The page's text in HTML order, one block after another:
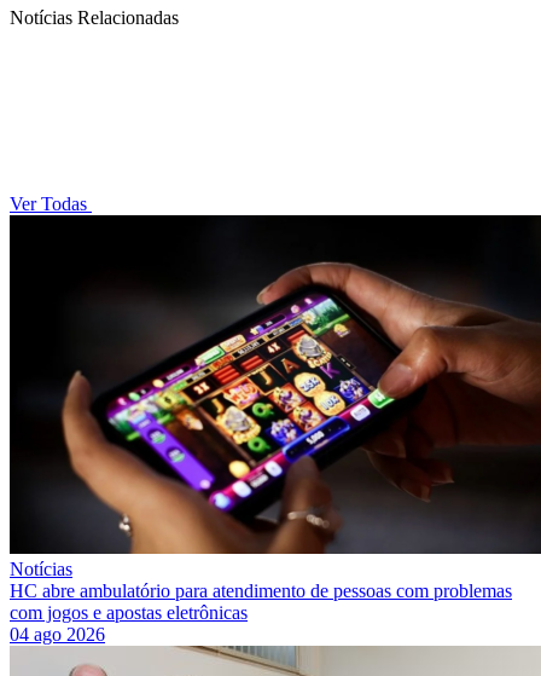
Notícias Relacionadas
Ver Todas
Notícias
HC abre ambulatório para atendimento de pessoas com problemas
com jogos e apostas eletrônicas
04 ago 2026